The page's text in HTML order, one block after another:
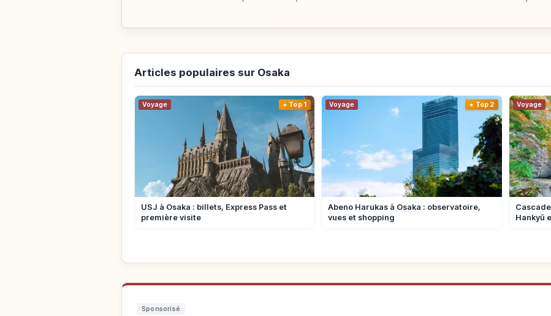
Articles populaires sur Osaka
Voyage Top 1
USJ à Osaka : billets, Express Pass et
première visite
Voyage Top 2
Abeno Harukas à Osaka : observatoire,
vues et shopping
Voyage
Hankyū
Sponsorisé